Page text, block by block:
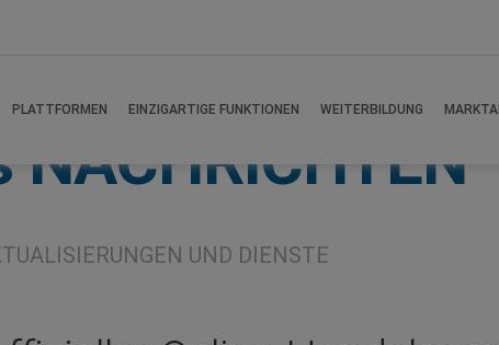
PLATTFORMEN EINZIGARTIGE FUNKTIONEN WEITERBILDUNG
NACHRICHTEN
UND DIENSTE